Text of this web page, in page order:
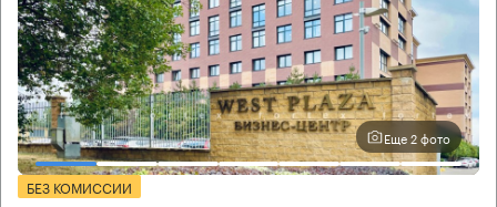
Еще 2 фото
БЕЗ КОМИССИИ